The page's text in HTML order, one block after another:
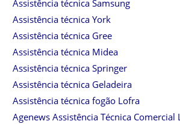
Assistência técnica Samsung
Assistência técnica York
Assistência técnica Gree
Assistência técnica Midea
Assistência técnica Springer
Assistência técnica Geladeira
Assistência técnica fogão Lofra
Agenews Assistência Técnica Comercial